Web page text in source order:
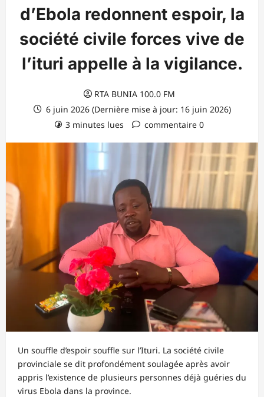
d’Ebola redonnent espoir, la
société civile forces vive de
l’ituri appelle à la vigilance.
RTA BUNIA 100.0 FM
6 juin 2026 (Dernière mise à jour: 16 juin 2026)
3 minutes lues
commentaire 0
Un souffle d’espoir souffle sur l’Ituri. La société civile
provinciale se dit profondément soulagée après avoir
appris l’existence de plusieurs personnes déjà guéries du
virus Ebola dans la province.